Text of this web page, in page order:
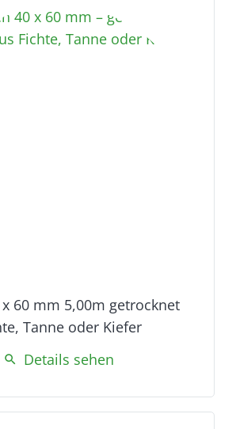
60 mm 5,00m getrocknet
Tanne oder Kiefer
search Details sehen